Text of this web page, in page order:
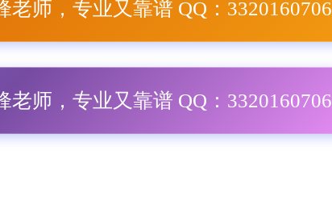
老师，专业又靠谱 QQ：3320160706
老师，专业又靠谱 QQ：3320160706